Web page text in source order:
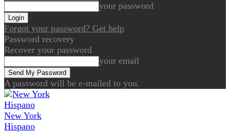
your password
Forgot your password? Get help
Password recovery
Recover your password
your email
A password will be e-mailed to you.
New York
Hispano